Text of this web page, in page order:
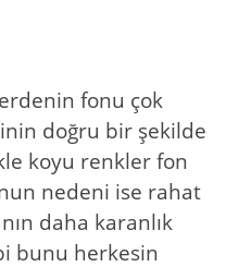
fonu çok
doğru bir şekilde
koyu renkler fon
nedeni ise rahat
daha karanlık
bunu herkesin